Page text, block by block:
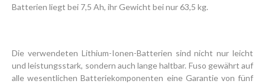
Batterien liegt bei 7,5 Ah, ihr Gewicht bei nur 63,5 kg.
Die verwendeten Lithium-Ionen-Batterien sind nicht nur leicht
und leistungsstark, sondern auch lange haltbar. Fuso gewährt auf
alle wesentlichen Batterie­komponen­ten eine Garantie von fünf